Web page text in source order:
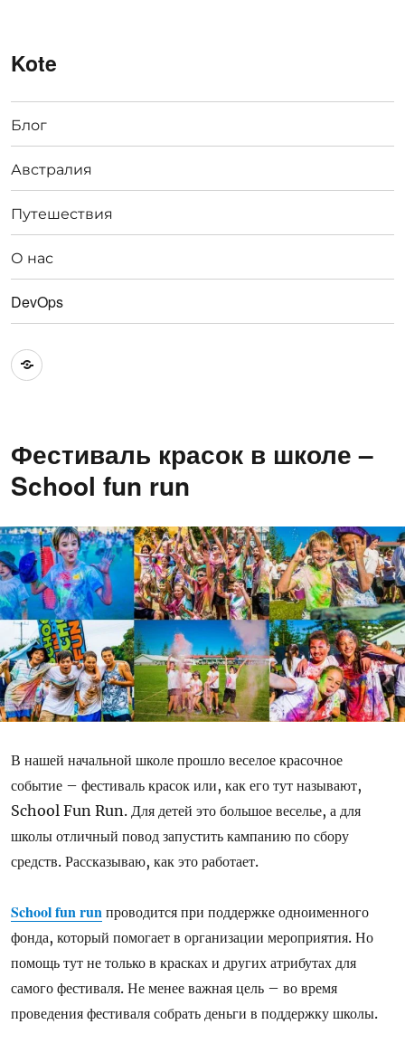
Kote
Блог
Австралия
Путешествия
О нас
DevOps
Австралия
Фестиваль красок в школе –
School fun run
В нашей начальной школе прошло веселое красочное
событие – фестиваль красок или, как его тут называют,
School Fun Run. Для детей это большое веселье, а для
школы отличный повод запустить кампанию по сбору
средств. Рассказываю, как это работает.
School fun run проводится при поддержке одноименного
фонда, который помогает в организации мероприятия. Но
помощь тут не только в красках и других атрибутах для
самого фестиваля. Не менее важная цель – во время
проведения фестиваля собрать деньги в поддержку школы.